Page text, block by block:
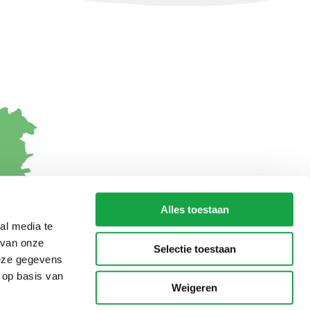
media te
onze
gegevens
basis van
Alles toestaan
Selectie toestaan
Weigeren